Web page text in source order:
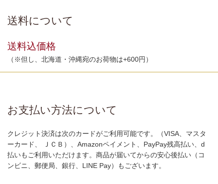
送料について
送料込価格
（※但し、北海道・沖縄宛のお荷物は+600円）
お支払い方法について
クレジット決済は次のカードがご利用可能です。（VISA、マスタ
ーカード、 ＪＣＢ）、Amazonペイメント、PayPay残高払い、d
払いもご利用いただけます。商品が届いてからの安心後払い（コ
ンビニ、郵便局、銀行、LINE Pay）もございます。